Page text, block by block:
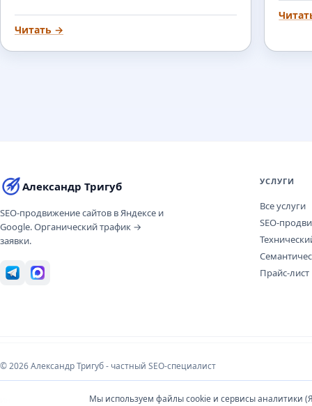
Читать →
Александр Тригуб
SEO-продвижение сайтов в Яндексе и
Google. Органический трафик →
заявки.
УСЛУГИ
Все услуги
SEO-
Прайс-лист
© 2026 Александр Тригуб - частный SEO-специалист
Информация носит справочный характер и не является публичной офертой.
Мы используем файлы cookie и сервисы аналитики